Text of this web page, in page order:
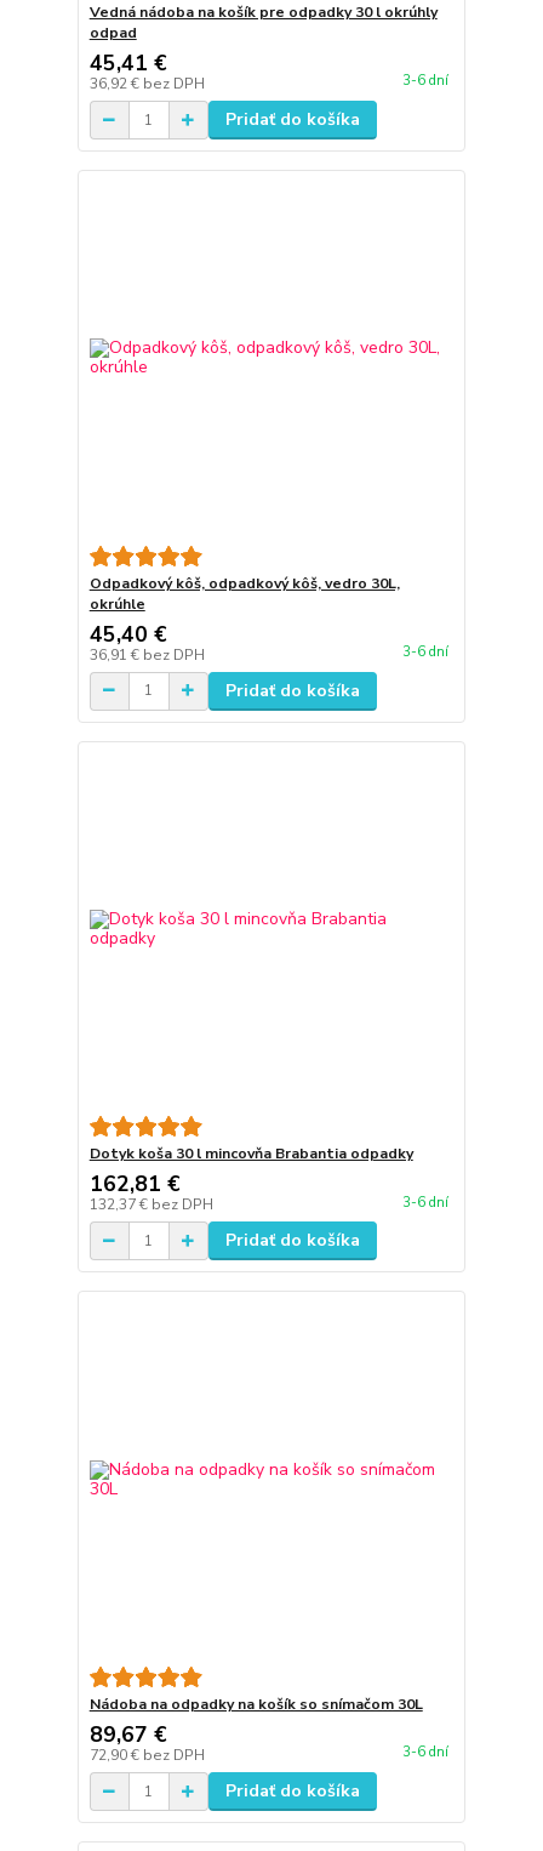
Vedná nádoba na košík pre odpadky 30 l okrúhly
odpad
45,41 €
36,92 € bez DPH 3-6 dní
Pridať do košíka
Odpadkový kôš, odpadkový kôš, vedro 30L,
okrúhle
45,40 €
36,91 € bez DPH 3-6 dní
Pridať do košíka
Dotyk koša 30 l mincovňa Brabantia odpadky
162,81 €
132,37 € bez DPH 3-6 dní
Pridať do košíka
Nádoba na odpadky na košík so snímačom 30L
89,67 €
72,90 € bez DPH 3-6 dní
Pridať do košíka